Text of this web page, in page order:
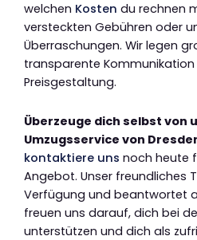
welchen Kosten du rechnen
versteckten Gebühren oder
Überraschungen. Wir legen
transparente Kommunikation
Preisgestaltung.
Überzeuge dich selbst von
Umzugsservice von
kontaktiere uns noch heute
Angebot. Unser freundliches
Verfügung und beantwortet
freuen uns darauf, dich bei
unterstützen und dich als